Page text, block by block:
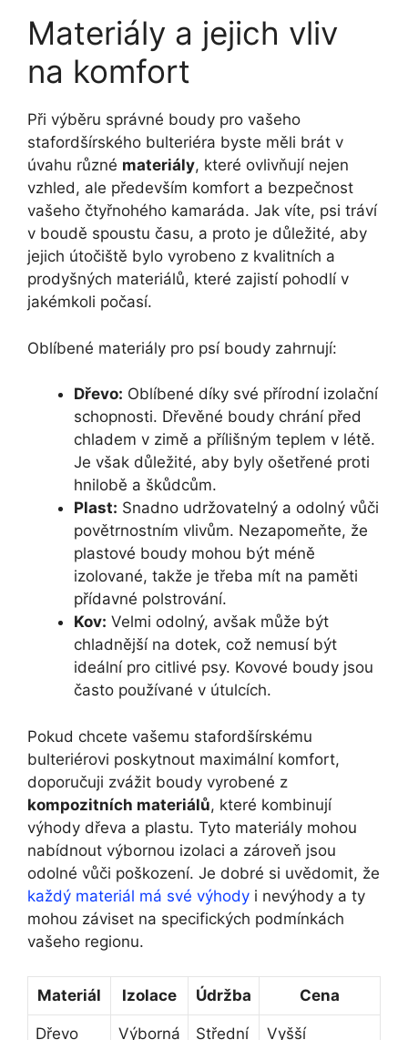
Materiály a jejich vliv
na komfort
Při výběru správné boudy pro vašeho
stafordšírského bulteriéra byste měli brát v
úvahu různé materiály, které ovlivňují nejen
vzhled, ale především komfort a bezpečnost
vašeho čtyřnohého kamaráda. Jak víte, psi tráví
v boudě spoustu času, a proto je důležité, aby
jejich útočiště bylo vyrobeno z kvalitních a
prodyšných materiálů, které zajistí pohodlí v
jakémkoli počasí.
Oblíbené materiály pro psí boudy zahrnují:
Dřevo: Oblíbené díky své přírodní izolační
schopnosti. Dřevěné boudy chrání před
chladem v zimě a přílišným teplem v létě.
Je však důležité, aby byly ošetřené proti
hnilobě a škůdcům.
Plast: Snadno udržovatelný a odolný vůči
povětrnostním vlivům. Nezapomeňte, že
plastové boudy mohou být méně
izolované, takže je třeba mít na paměti
přídavné polstrování.
Kov: Velmi odolný, avšak může být
chladnější na dotek, což nemusí být
ideální pro citlivé psy. Kovové boudy jsou
často používané v útulcích.
Pokud chcete vašemu stafordšírskému
bulteriérovi poskytnout maximální komfort,
doporučuji zvážit boudy vyrobené z
kompozitních materiálů, které kombinují
výhody dřeva a plastu. Tyto materiály mohou
nabídnout výbornou izolaci a zároveň jsou
odolné vůči poškození. Je dobré si uvědomit, že
každý materiál má své výhody i nevýhody a ty
mohou záviset na specifických podmínkách
vašeho regionu.
Materiál Izolace Údržba Cena
Dřevo Výborná Střední Vyšší